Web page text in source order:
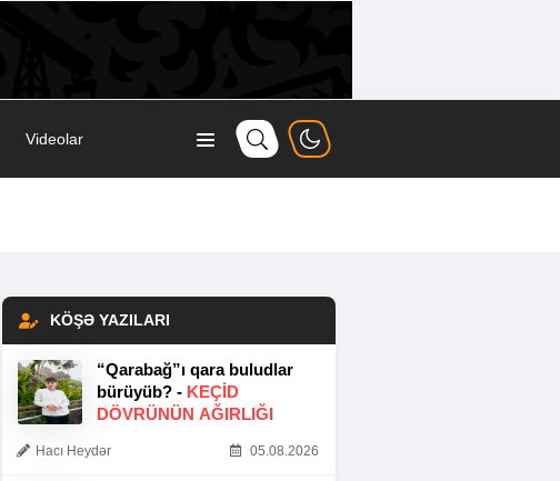
Videolar
KÖŞƏ YAZILARI
“Qarabağ”ı qara buludlar
bürüyüb? - KEÇID
DÖVRÜNÜN AĞIRLIĞI
Hacı Heydər 05.08.2026